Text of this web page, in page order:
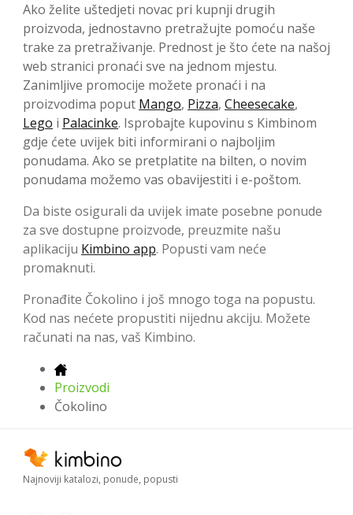
Ako želite uštedjeti novac pri kupnji drugih
proizvoda, jednostavno pretražujte pomoću naše
trake za pretraživanje. Prednost je što ćete na našoj
web stranici pronaći sve na jednom mjestu.
Zanimljive promocije možete pronaći i na
proizvodima poput Mango, Pizza, Cheesecake,
Lego i Palacinke. Isprobajte kupovinu s Kimbinom
gdje ćete uvijek biti informirani o najboljim
ponudama. Ako se pretplatite na bilten, o novim
ponudama možemo vas obavijestiti i e-poštom.
Da biste osigurali da uvijek imate posebne ponude
za sve dostupne proizvode, preuzmite našu
aplikaciju Kimbino app. Popusti vam neće
promaknuti.
Pronađite Čokolino i još mnogo toga na popustu.
Kod nas nećete propustiti nijednu akciju. Možete
računati na nas, vaš Kimbino.
Proizvodi
Čokolino
Najnoviji katalozi, ponude, popusti